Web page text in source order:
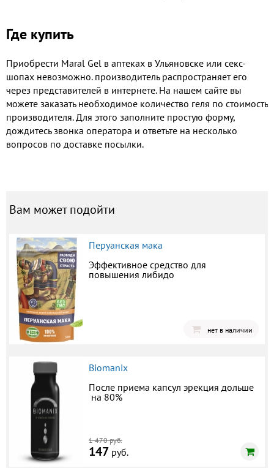
Где купить
Приобрести Maral Gel в аптеках в Ульяновске или секс-
шопах невозможно. производитель распространяет его
через представителей в интернете. На нашем сайте вы
можете заказать необходимое количество геля по стоимость
производителя. Для этого заполните простую форму,
дождитесь звонка оператора и ответьте на несколько
вопросов по доставке посылки.
Вам может подойти
Перуанская мака
Эффективное средство для
повышения либидо
нет в наличии
Biomanix
После приема капсул эрекция дольше
на 80%
1 470 руб.
147 руб.